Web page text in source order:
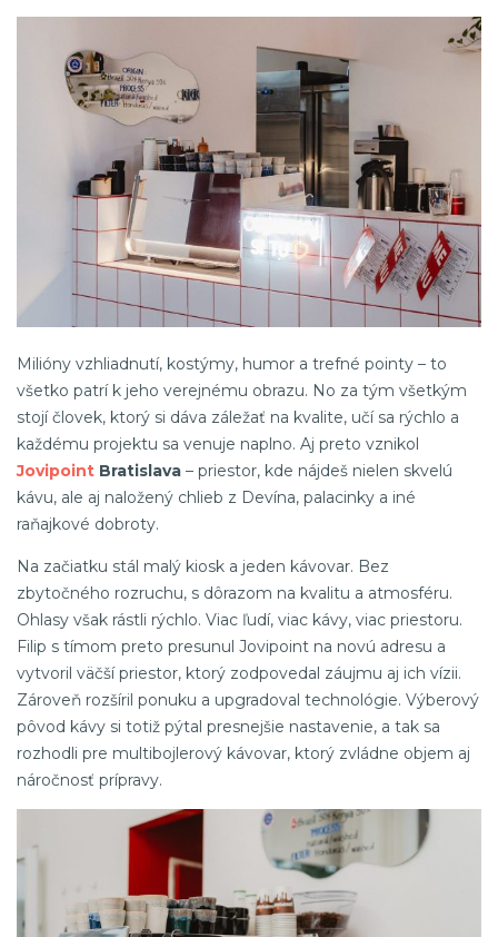
Milióny vzhliadnutí, kostýmy, humor a trefné pointy – to
všetko patrí k jeho verejnému obrazu. No za tým všetkým
stojí človek, ktorý si dáva záležať na kvalite, učí sa rýchlo a
každému projektu sa venuje naplno. Aj preto vznikol
Jovipoint Bratislava – priestor, kde nájdeš nielen skvelú
kávu, ale aj naložený chlieb z Devína, palacinky a iné
raňajkové dobroty.
Na začiatku stál malý kiosk a jeden kávovar. Bez
zbytočného rozruchu, s dôrazom na kvalitu a atmosféru.
Ohlasy však rástli rýchlo. Viac ľudí, viac kávy, viac priestoru.
Filip s tímom preto presunul Jovipoint na novú adresu a
vytvoril väčší priestor, ktorý zodpovedal záujmu aj ich vízii.
Zároveň rozšíril ponuku a upgradoval technológie. Výberový
pôvod kávy si totiž pýtal presnejšie nastavenie, a tak sa
rozhodli pre multibojlerový kávovar, ktorý zvládne objem aj
náročnosť prípravy.